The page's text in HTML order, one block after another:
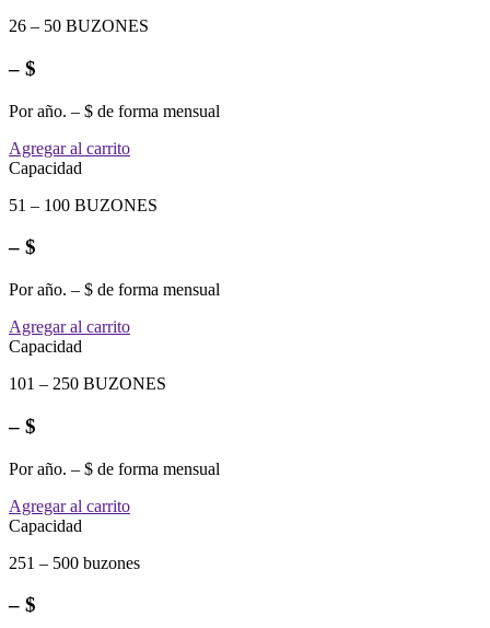
26 – 50 BUZONES
– $
Por año. – $ de forma mensual
Agregar al carrito
Capacidad
51 – 100 BUZONES
– $
Por año. – $ de forma mensual
Agregar al carrito
Capacidad
101 – 250 BUZONES
– $
Por año. – $ de forma mensual
Agregar al carrito
Capacidad
251 – 500 buzones
– $